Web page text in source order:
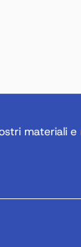
materiali